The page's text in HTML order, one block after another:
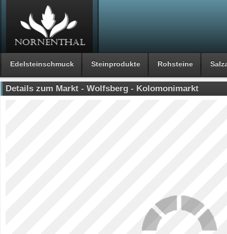
Edelsteinschmuck Steinprodukte Rohsteine
Details zum Markt - Wolfsberg - Kolomonimarkt